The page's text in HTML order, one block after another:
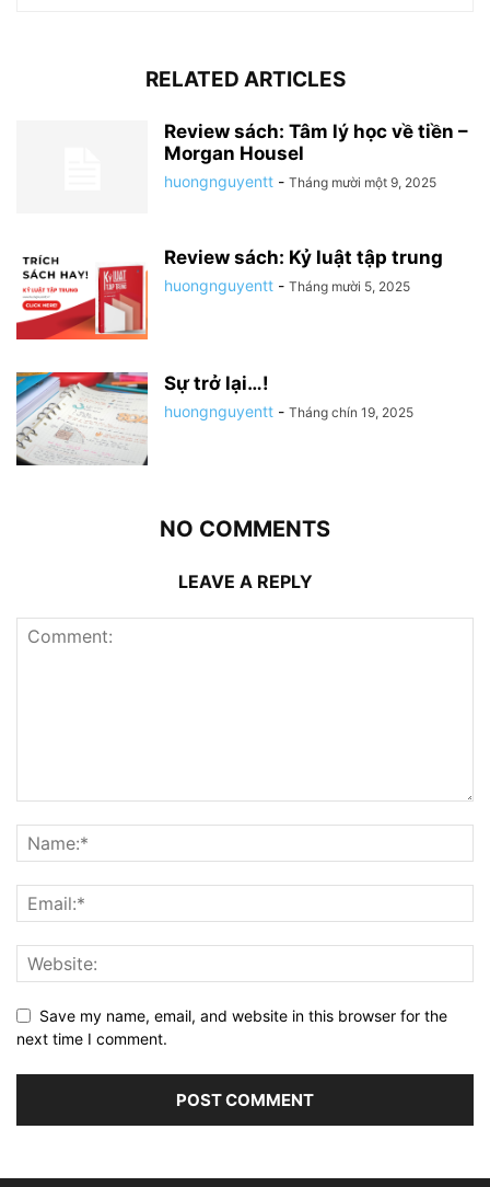
RELATED ARTICLES
Review sách: Tâm lý học về tiền –
Morgan Housel
huongnguyentt - Tháng mười một 9, 2025
Review sách: Kỷ luật tập trung
huongnguyentt - Tháng mười 5, 2025
Sự trở lại…!
huongnguyentt - Tháng chín 19, 2025
NO COMMENTS
LEAVE A REPLY
Save my name, email, and website in this browser for the
next time I comment.